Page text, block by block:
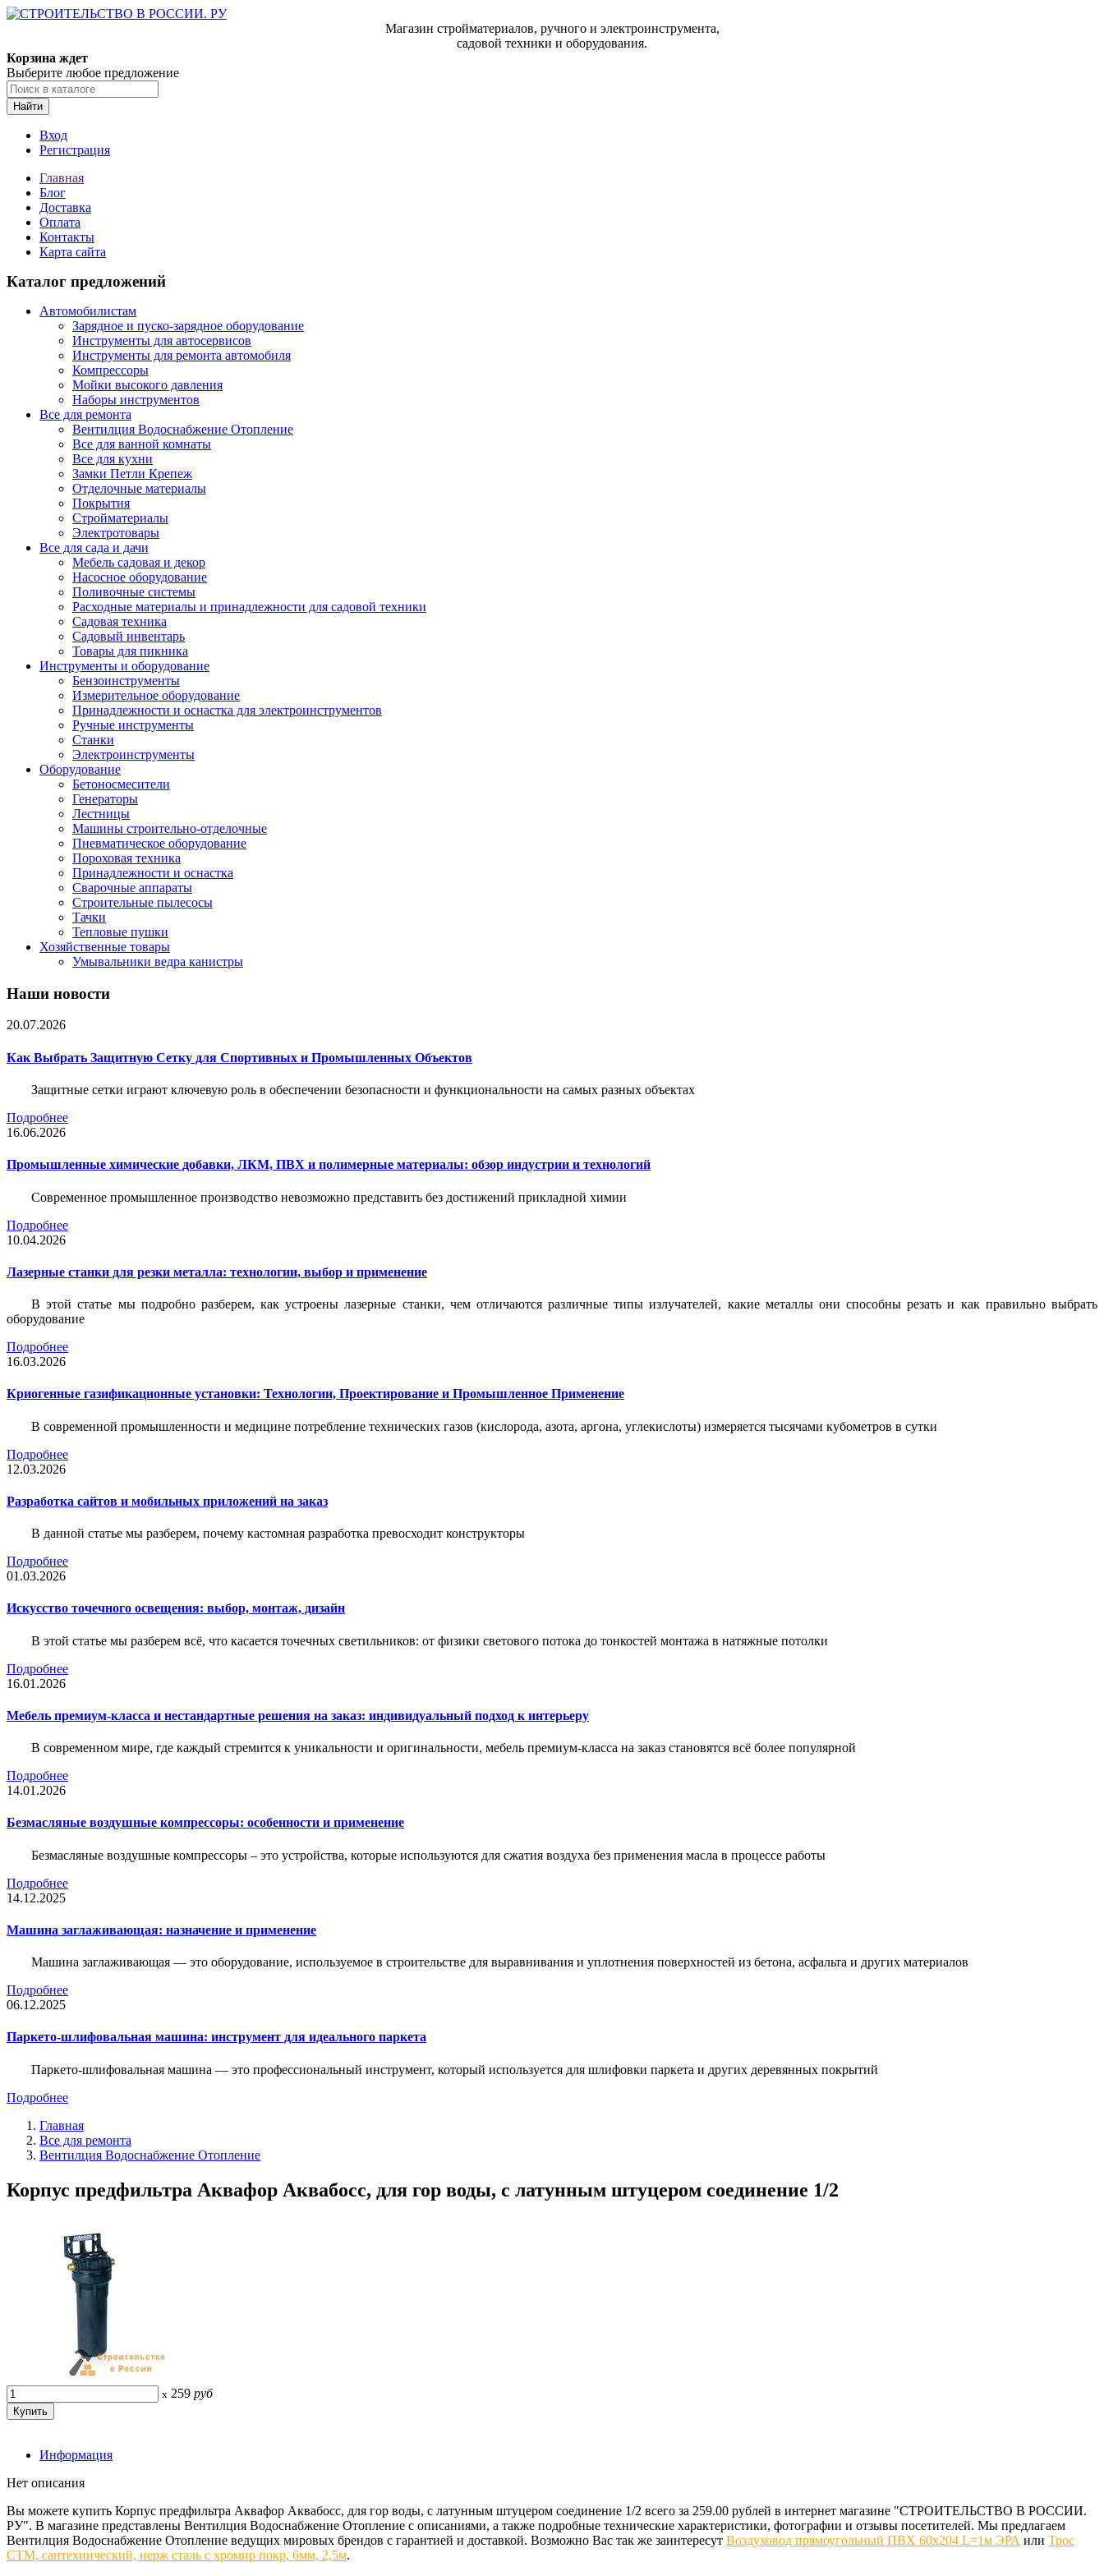
Магазин стройматериалов, ручного и электроинструмента,
садовой техники и оборудования.
Корзина ждет
Выберите любое предложение
Найти
Вход
Регистрация
Главная
Блог
Доставка
Оплата
Контакты
Карта сайта
Каталог предложений
Автомобилистам
Зарядное и пуско-зарядное оборудование
Инструменты для автосервисов
Инструменты для ремонта автомобиля
Компрессоры
Мойки высокого давления
Наборы инструментов
Все для ремонта
Вентилция Водоснабжение Отопление
Все для ванной комнаты
Все для кухни
Замки Петли Крепеж
Отделочные материалы
Покрытия
Стройматериалы
Электротовары
Все для сада и дачи
Мебель садовая и декор
Насосное оборудование
Поливочные системы
Расходные материалы и принадлежности для садовой техники
Садовая техника
Садовый инвентарь
Товары для пикника
Инструменты и оборудование
Бензоинструменты
Измерительное оборудование
Принадлежности и оснастка для электроинструментов
Ручные инструменты
Станки
Электроинструменты
Оборудование
Бетоносмесители
Генераторы
Лестницы
Машины строительно-отделочные
Пневматическое оборудование
Пороховая техника
Принадлежности и оснастка
Сварочные аппараты
Строительные пылесосы
Тачки
Тепловые пушки
Хозяйственные товары
Умывальники ведра канистры
Наши новости
20.07.2026
Как Выбрать Защитную Сетку для Спортивных и Промышленных Объектов
Защитные сетки играют ключевую роль в обеспечении безопасности и функциональности на самых разных объектах
Подробнее
16.06.2026
Промышленные химические добавки, ЛКМ, ПВХ и полимерные материалы: обзор индустрии и технологий
Современное промышленное производство невозможно представить без достижений прикладной химии
Подробнее
10.04.2026
Лазерные станки для резки металла: технологии, выбор и применение
В этой статье мы подробно разберем, как устроены лазерные станки, чем отличаются различные типы излучателей, какие металлы они способны резать и как правильно выбрать
оборудование
Подробнее
16.03.2026
Криогенные газификационные установки: Технологии, Проектирование и Промышленное Применение
В современной промышленности и медицине потребление технических газов (кислорода, азота, аргона, углекислоты) измеряется тысячами кубометров в сутки
Подробнее
12.03.2026
Разработка сайтов и мобильных приложений на заказ
В данной статье мы разберем, почему кастомная разработка превосходит конструкторы
Подробнее
01.03.2026
Искусство точечного освещения: выбор, монтаж, дизайн
В этой статье мы разберем всё, что касается точечных светильников: от физики светового потока до тонкостей монтажа в натяжные потолки
Подробнее
16.01.2026
Мебель премиум-класса и нестандартные решения на заказ: индивидуальный подход к интерьеру
В современном мире, где каждый стремится к уникальности и оригинальности, мебель премиум-класса на заказ становятся всё более популярной
Подробнее
14.01.2026
Безмасляные воздушные компрессоры: особенности и применение
Безмасляные воздушные компрессоры – это устройства, которые используются для сжатия воздуха без применения масла в процессе работы
Подробнее
14.12.2025
Машина заглаживающая: назначение и применение
Машина заглаживающая — это оборудование, используемое в строительстве для выравнивания и уплотнения поверхностей из бетона, асфальта и других материалов
Подробнее
06.12.2025
Паркето-шлифовальная машина: инструмент для идеального паркета
Паркето-шлифовальная машина — это профессиональный инструмент, который используется для шлифовки паркета и других деревянных покрытий
Подробнее
Главная
Все для ремонта
Вентилция Водоснабжение Отопление
Корпус предфильтра Аквафор Аквабосс, для гор воды, с латунным штуцером соединение 1/2
x 259 руб
Информация
Нет описания
Вы можете купить Корпус предфильтра Аквафор Аквабосс, для гор воды, с латунным штуцером соединение 1/2 всего за 259.00 рублей в интернет магазине "СТРОИТЕЛЬСТВО В РОССИИ.
РУ". В магазине представлены Вентилция Водоснабжение Отопление с описаниями, а также подробные технические характеристики, фотографии и отзывы посетителей. Мы предлагаем
Вентилция Водоснабжение Отопление ведущих мировых брендов с гарантией и доставкой. Возможно Вас так же заинтересут Воздуховод прямоугольный ПВХ 60х204 L=1м ЭРА или Трос
СТМ, сантехнический, нерж сталь с хромир покр, 6мм, 2,5м.